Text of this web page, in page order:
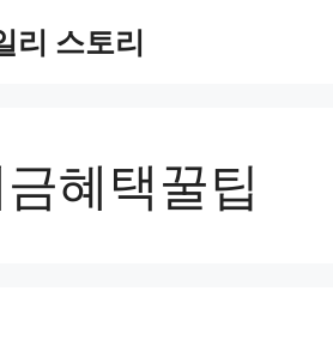
리 스토리
혜택꿀팁